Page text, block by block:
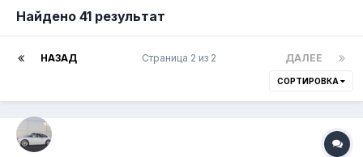
Найдено 41 результат
НАЗАД ДАЛЕЕ
Страница 2 из 2
СОРТИРОВКА